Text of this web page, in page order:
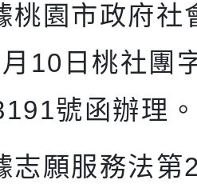
桃園市政府社
10日桃社團
號函辦理
志願服務法第